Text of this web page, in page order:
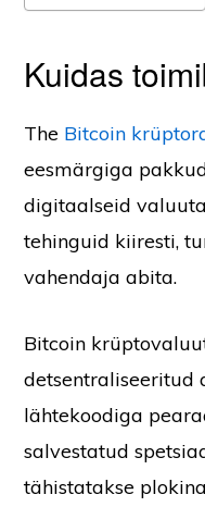
Kuidas
The Bitcoin
eesmärgiga
digitaalseid
tehinguid kiiresti,
vahendaja abita.
Bitcoin
lähtekoodiga
salvestatud
tähistatakse